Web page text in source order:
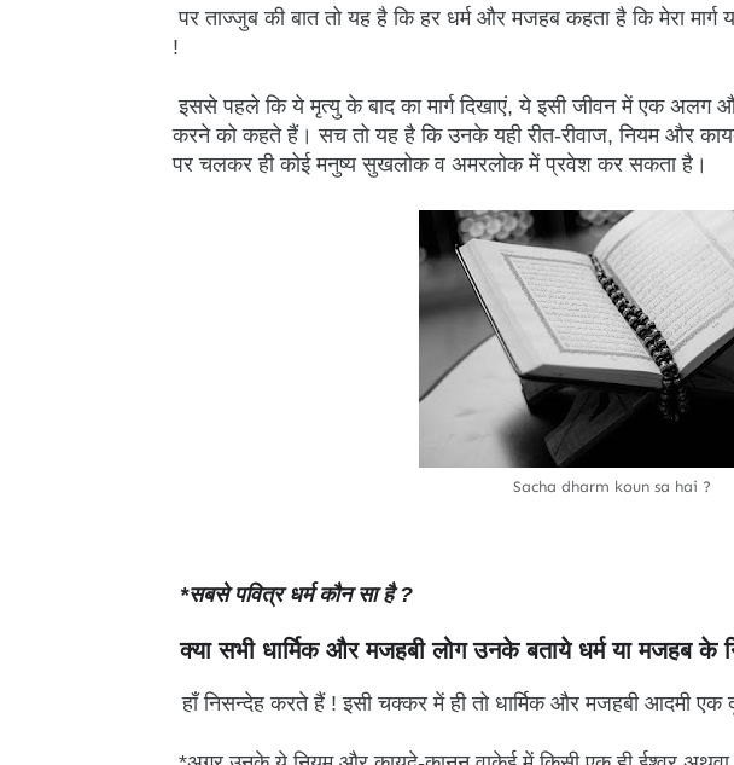
पर ताज्जुब की बात तो यह है कि हर धर्म और मजहब कहता है कि मेरा मार्ग
!
इससे पहले कि ये मृत्यु के बाद का मार्ग दिखाएं, ये इसी जीवन में एक अलग
करने को कहते हैं। सच तो यह है कि उनके यही रीत-रीवाज, नियम और
पर चलकर ही कोई मनुष्य सुखलोक व अमरलोक में प्रवेश कर सकता है।
Sacha dharm koun sa hai ?
*सबसे पवित्र धर्म कौन सा है ?
क्या सभी धार्मिक और मजहबी लोग उनके बताये धर्म या मजहब के
हाँ निसन्देह करते हैं ! इसी चक्कर में ही तो धार्मिक और मजहबी आदमी एक